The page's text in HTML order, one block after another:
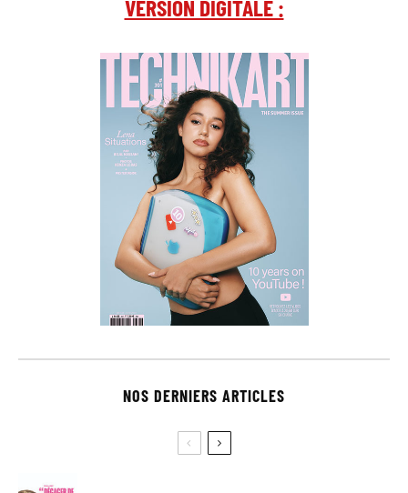
VERSION DIGITALE :
NOS DERNIERS ARTICLES